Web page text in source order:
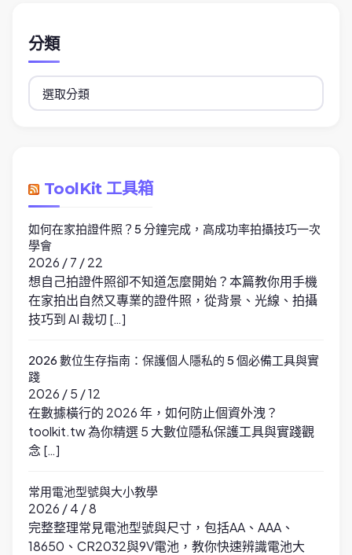
分類
分
類
ToolKit 工具箱
如何在家拍證件照？5 分鐘完成，高成功率拍攝技巧一次
學會
2026 / 7 / 22
想自己拍證件照卻不知道怎麼開始？本篇教你用手機
在家拍出自然又專業的證件照，從背景、光線、拍攝
技巧到 AI 裁切 […]
2026 數位生存指南：保護個人隱私的 5 個必備工具與實
踐
2026 / 5 / 12
在數據橫行的 2026 年，如何防止個資外洩？
toolkit.tw 為你精選 5 大數位隱私保護工具與實踐觀
念 […]
常用電池型號與大小教學
2026 / 4 / 8
完整整理常見電池型號與尺寸，包括AA、AAA、
18650、CR2032與9V電池，教你快速辨識電池大